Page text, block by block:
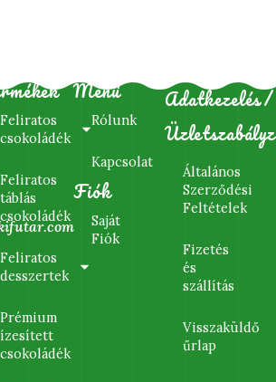
Feliratos
csokoládék
Feliratos
táblás
csokoládék
Feliratos
desszertek
Prémium
ízesített
csokoládék
Menü
Rólunk
Kapcsolat
Fiók
Saját
Fiók
Adatkezelés/
Általános
Szerződési
Feltételek
Fizetés
és
szállítás
Visszaküldő
űrlap